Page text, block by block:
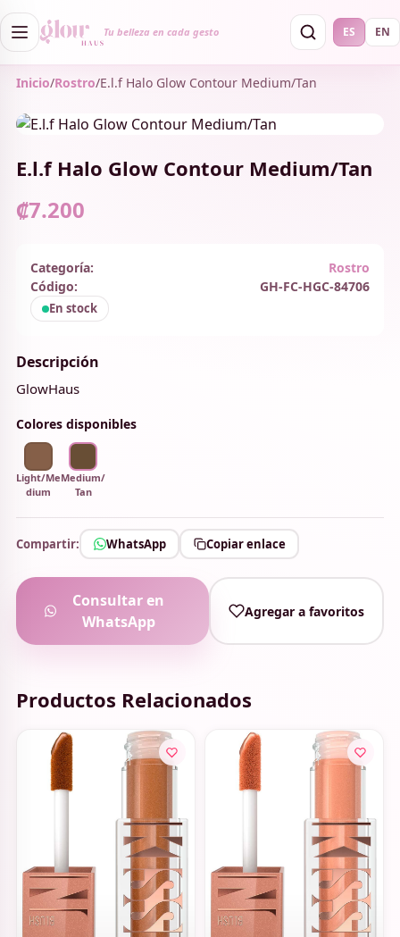
Tu belleza en cada gesto ES EN
Inicio/Rostro/E.l.f Halo Glow Contour Medium/Tan
E.l.f Halo Glow Contour Medium/Tan
₡7.200
Categoría:
Rostro
Código:
GH-FC-HGC-84706
En stock
Descripción
GlowHaus
Colores disponibles
Light/Me
dium
Medium/
Tan
Compartir: WhatsApp Copiar enlace
Consultar en
WhatsApp
Agregar a favoritos
Productos Relacionados